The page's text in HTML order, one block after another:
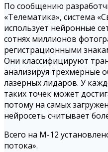
По сообщению
«Телематика», система
использует нейронные
сотнях миллионов
регистрационными
Они классифицируют
анализируя трехмерные
лазерных лидаров. У
таких точек может
потому на самых
нейросеть считывает
Всего на М-12
потока».